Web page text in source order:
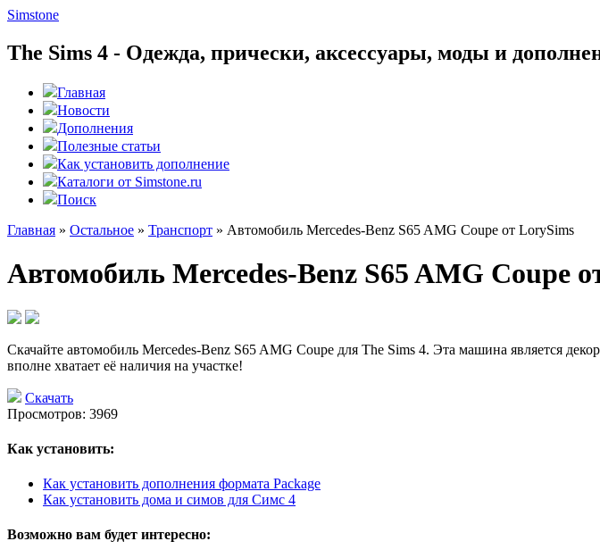
Simstone
The Sims 4 - Одежда, прически, аксессуары, моды и
Главная
Новости
Дополнения
Полезные статьи
Как установить дополнение
Каталоги от Simstone.ru
Поиск
Главная » Остальное » Транспорт » Автомобиль Mercedes-Benz S65 AMG Coupe от LorySims
Автомобиль Mercedes-Benz S65 AMG Coupe
Скачайте автомобиль Mercedes-Benz S65 AMG Coupe для The Sims 4. Эта машина является
вполне хватает её наличия на участке!
Скачать
Просмотров: 3969
Как установить:
Как установить дополнения формата Package
Как установить дома и симов для Симс 4
Возможно вам будет интересно: